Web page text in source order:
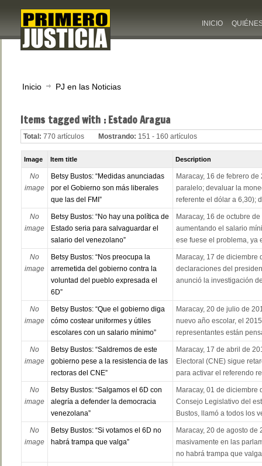
INICIO
Inicio PJ en las Noticias
Items tagged with : Estado Aragua
Total: 770 artículos Mostrando: 151 - 160 artículos
Image Item title Description
No
image
Betsy Bustos: “Medidas anunciadas
por el Gobierno son más liberales
que las del FMI”
Maracay, 16 de febrero
paralelo; devaluar la
referente el dólar a 6,30);
No
image
Betsy Bustos: “No hay una política de
Estado seria para salvaguardar el
salario del venezolano”
Maracay, 16 de octubre
aumentando el salario
ese fuese el problema, ya
No
image
Betsy Bustos: “Nos preocupa la
arremetida del gobierno contra la
voluntad del pueblo expresada el
6D”
Maracay, 17 de diciembre
declaraciones del
anunció la investigación
No
image
Betsy Bustos: “Que el gobierno diga
cómo costear uniformes y útiles
escolares con un salario mínimo”
Maracay, 20 de julio de
nuevo año escolar, el
representantes están
No
image
Betsy Bustos: “Saldremos de este
gobierno pese a la resistencia de las
rectoras del CNE”
Maracay, 17 de abril de
Electoral (CNE) sigue
para activar el referendo
No
image
Betsy Bustos: “Salgamos el 6D con
alegría a defender la democracia
venezolana”
Maracay, 01 de diciembre
Consejo Legislativo del
Bustos, llamó a todos los
No
image
Betsy Bustos: “Si votamos el 6D no
habrá trampa que valga”
Maracay, 20 de agosto de
masivamente en las
no habrá trampa que